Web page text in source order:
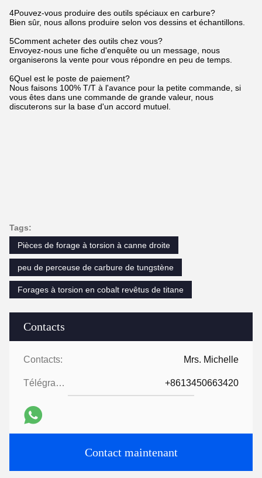
Contacts
Contacts: Mrs. Michelle
Télégramme: +8613450663420
Contact maintenant
4Pouvez-vous produire des outils spéciaux en carbure?
Bien sûr, nous allons produire selon vos dessins et échantillons.
5Comment acheter des outils chez vous?
Envoyez-nous une fiche d'enquête ou un message, nous
organiserons la vente pour vous répondre en peu de temps.
6Quel est le poste de paiement?
Nous faisons 100% T/T à l'avance pour la petite commande, si
vous êtes dans une commande de grande valeur, nous
discuterons sur la base d'un accord mutuel.
Tags:
Pièces de forage à torsion à canne droite
peu de perceuse de carbure de tungstène
Forages à torsion en cobalt revêtus de titane